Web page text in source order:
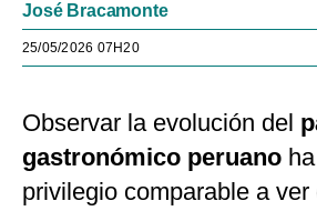
José Bracamonte
25/05/2026 07H20
Observar la evolución del
gastronómico peruano
privilegio comparable a